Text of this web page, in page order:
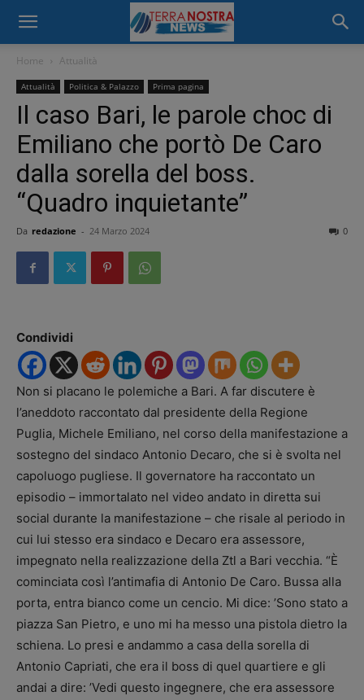
Home Attualità
Attualità Politica & Palazzo Prima pagina
Il caso Bari, le parole choc di
Emiliano che portò De Caro
dalla sorella del boss.
“Quadro inquietante”
Da redazione - 24 Marzo 2024 0
Condividi
Non si placano le polemiche a Bari. A far discutere è
l’aneddoto raccontato dal presidente della Regione
Puglia, Michele Emiliano, nel corso della manifestazione a
sostegno del sindaco Antonio Decaro, che si è svolta nel
capoluogo pugliese. Il governatore ha raccontato un
episodio – immortalato nel video andato in diretta sui
social durante la manifestazione – che risale al periodo in
cui lui stesso era sindaco e Decaro era assessore,
impegnato nella realizzazione della Ztl a Bari vecchia. “È
cominciata così l’antimafia di Antonio De Caro. Bussa alla
porta, entra bianco come un cencio. Mi dice: ’Sono stato a
piazza San Pietro, e uno mi ha messo una pistola dietro la
schiena. Lo presi e andammo a casa della sorella di
Antonio Capriati, che era il boss di quel quartiere e gli
andai a dire: ’Vedi questo ingegnere, che era assessore